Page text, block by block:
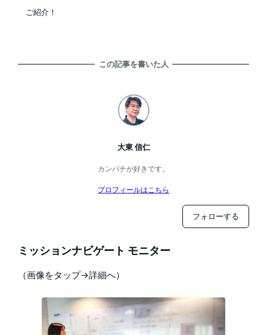
ご紹介！
この記事を書いた人
大東 信仁
カンパチが好きです。
プロフィールはこちら
フォローする
ミッションナビゲート モニター
（画像をタップ→詳細へ）